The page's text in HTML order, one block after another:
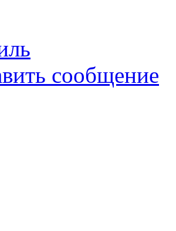
сообщение